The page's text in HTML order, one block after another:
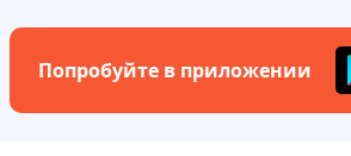
Попробуйте в приложении